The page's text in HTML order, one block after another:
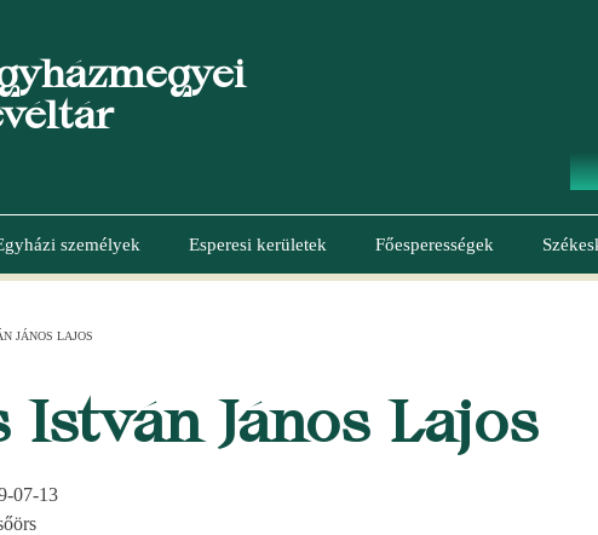
személyek Esperesi kerületek Főesperességek
JÁNOS LAJOS
István János Lajos
07-13